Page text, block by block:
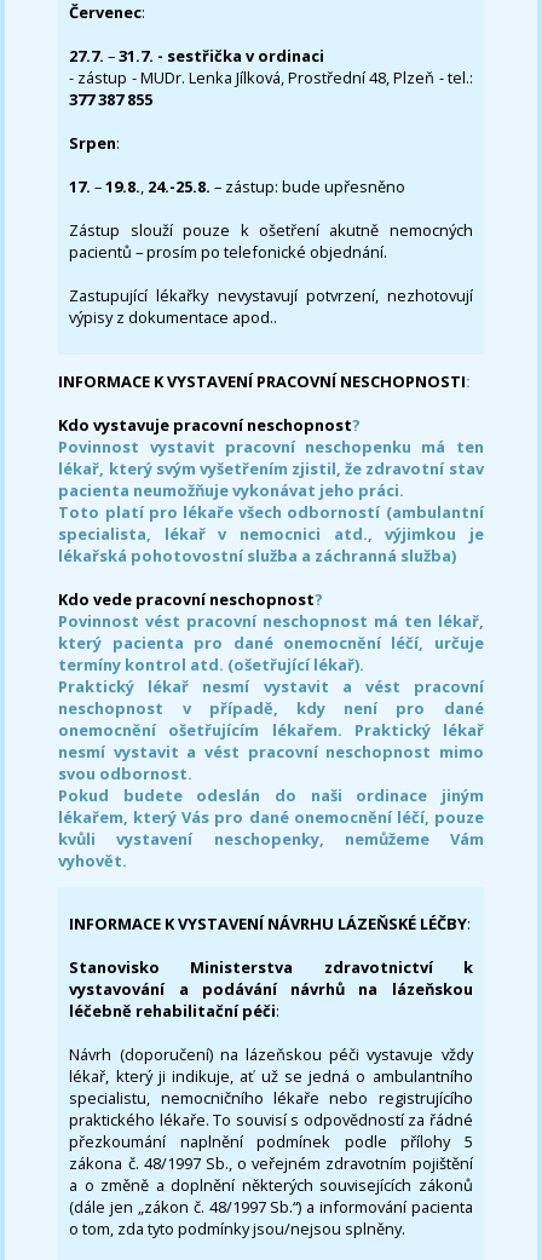
Červenec:
27.7.–31.7. - sestřička v ordinaci
- zástup - MUDr. Lenka Jílková, Prostřední 48, Plzeň - tel.:
377 387 855
Srpen:
17. –19.8., 24.-25.8. – zástup: bude upřesněno
Zástup slouží pouze k ošetření akutně nemocných
pacientů – prosím po telefonické objednání.
Zastupující lékařky nevystavují potvrzení, nezhotovují
výpisy z dokumentace apod..
INFORMACE K VYSTAVENÍ PRACOVNÍ NESCHOPNOSTI:
Kdo vystavuje pracovní neschopnost?
Povinnost vystavit pracovní neschopenku má ten
lékař, který svým vyšetřením zjistil, že zdravotní stav
pacienta neumožňuje vykonávat jeho práci.
Toto platí pro lékaře všech odborností (ambulantní
specialista, lékař v nemocnici atd., výjimkou je
lékařská pohotovostní služba a záchranná služba)
Kdo vede pracovní neschopnost?
Povinnost vést pracovní neschopnost má ten lékař,
který pacienta pro dané onemocnění léčí, určuje
termíny kontrol atd. (ošetřující lékař).
Praktický lékař nesmí vystavit a vést pracovní
neschopnost v případě, kdy není pro dané
onemocnění ošetřujícím lékařem. Praktický lékař
nesmí vystavit a vést pracovní neschopnost mimo
svou odbornost.
Pokud budete odeslán do naši ordinace jiným
lékařem, který Vás pro dané onemocnění léčí, pouze
kvůli vystavení neschopenky, nemůžeme Vám
vyhovět.
INFORMACE K VYSTAVENÍ NÁVRHU LÁZEŇSKÉ LÉČBY:
Stanovisko Ministerstva zdravotnictví k
vystavování a podávání návrhů na lázeňskou
léčebně rehabilitační péči:
Návrh (doporučení) na lázeňskou péči vystavuje vždy
lékař, který ji indikuje, ať už se jedná o ambulantního
specialistu, nemocničního lékaře nebo registrujícího
praktického lékaře. To souvisí s odpovědností za řádné
přezkoumání naplnění podmínek podle přílohy 5
zákona č. 48/1997 Sb., o veřejném zdravotním pojištění
a o změně a doplnění některých souvisejících zákonů
(dále jen „zákon č. 48/1997 Sb.“) a informování pacienta
o tom, zda tyto podmínky jsou/nejsou splněny.